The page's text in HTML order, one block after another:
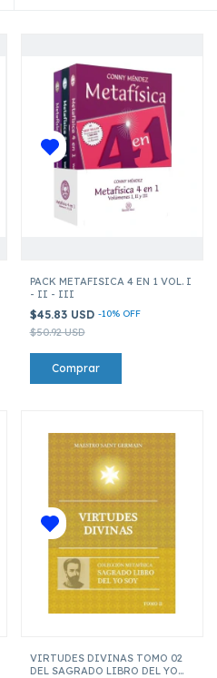
PACK METAFISICA 4 EN 1 VOL. I
- II - III
$45.83 USD -10% OFF
$50.92 USD
VIRTUDES DIVINAS TOMO 02
DEL SAGRADO LIBRO DEL YO